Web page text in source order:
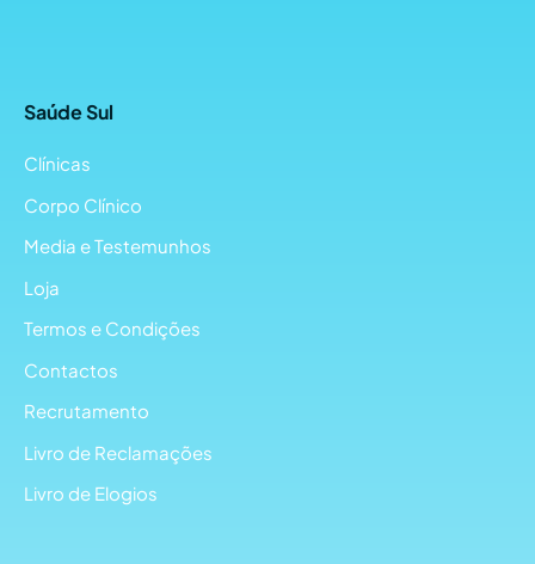
Saúde Sul
Clínicas
Corpo Clínico
Media e Testemunhos
Loja
Termos e Condições
Contactos
Recrutamento
Livro de Reclamações
Livro de Elogios